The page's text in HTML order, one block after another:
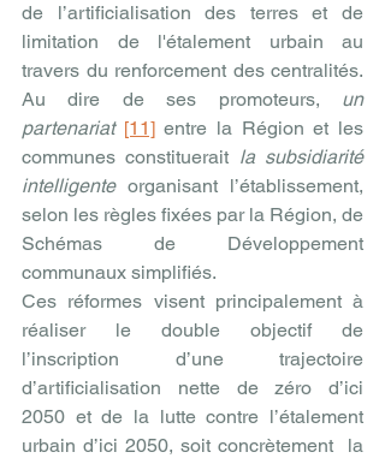
de l’artificialisation des terres et de
limitation de l'étalement urbain au
travers du renforcement des centralités.
Au dire de ses promoteurs, un
partenariat [11] entre la Région et les
communes constituerait la subsidiarité
intelligente organisant l’établissement,
selon les règles fixées par la Région, de
Schémas de Développement
communaux simplifiés.
Ces réformes visent principalement à
réaliser le double objectif de
l’inscription d’une trajectoire
d’artificialisation nette de zéro d’ici
2050 et de la lutte contre l’étalement
urbain d’ici 2050, soit concrètement  la